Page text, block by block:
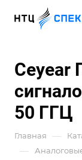
Ceyear
50 ГГЦ
Главная —
—